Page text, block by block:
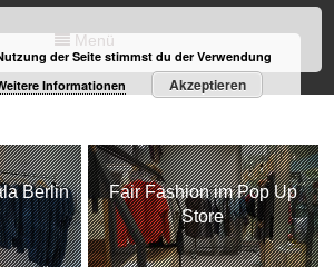
Menü
Berlin
Fair Fashion im Pop Up
Store
der Seite stimmst du der Verwendung
Informationen Akzeptieren